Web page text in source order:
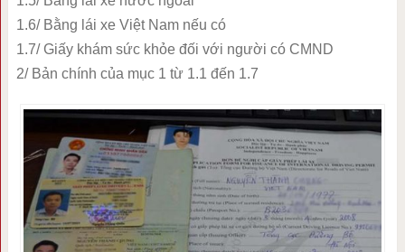
1.6/ Bằng lái xe Việt Nam nếu có
1.7/ Giấy khám sức khỏe đối với người có CMND
2/ Bản chính của mục 1 từ 1.1 đến 1.7